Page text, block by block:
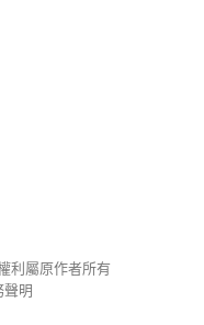
利屬原作者所有
聲明